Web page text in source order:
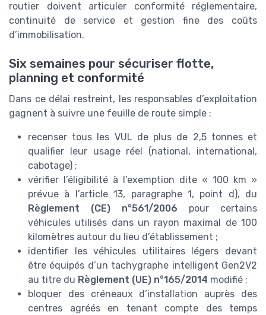
routier doivent articuler conformité réglementaire,
continuité de service et gestion fine des coûts
d’immobilisation.
Six semaines pour sécuriser flotte,
planning et conformité
Dans ce délai restreint, les responsables d’exploitation
gagnent à suivre une feuille de route simple :
recenser tous les VUL de plus de 2,5 tonnes et
qualifier leur usage réel (national, international,
cabotage) ;
vérifier l’éligibilité à l’exemption dite « 100 km »
prévue à l’article 13, paragraphe 1, point d), du
Règlement (CE) n°561/2006 pour certains
véhicules utilisés dans un rayon maximal de 100
kilomètres autour du lieu d’établissement ;
identifier les véhicules utilitaires légers devant
être équipés d’un tachygraphe intelligent Gen2V2
au titre du Règlement (UE) n°165/2014 modifié ;
bloquer des créneaux d’installation auprès des
centres agréés en tenant compte des temps